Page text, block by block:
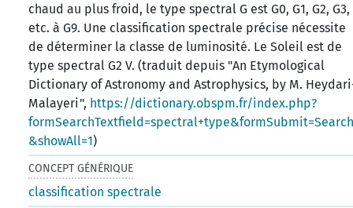
chaud au plus froid, le type spectral G est G0, G1, G2, G3,
etc. à G9. Une classification spectrale précise nécessite
de déterminer la classe de luminosité. Le Soleil est de
type spectral G2 V. (traduit depuis "An Etymological
Dictionary of Astronomy and Astrophysics, by M.
Malayeri", https://dictionary.obspm.fr/index.php?
&showAll=1)
CONCEPT GÉNÉRIQUE
classification spectrale